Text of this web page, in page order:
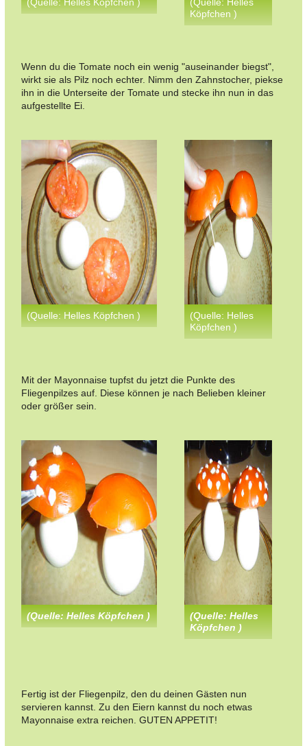
(Quelle: Helles Köpfchen )
(Quelle: Helles
Köpfchen )
Wenn du die Tomate noch ein wenig "auseinander biegst",
wirkt sie als Pilz noch echter. Nimm den Zahnstocher, piekse
ihn in die Unterseite der Tomate und stecke ihn nun in das
aufgestellte Ei.
(Quelle: Helles Köpfchen )
(Quelle: Helles
Köpfchen )
Mit der Mayonnaise tupfst du jetzt die Punkte des
Fliegenpilzes auf. Diese können je nach Belieben kleiner
oder größer sein.
(Quelle: Helles Köpfchen )
(Quelle: Helles
Köpfchen )
Fertig ist der Fliegenpilz, den du deinen Gästen nun
servieren kannst. Zu den Eiern kannst du noch etwas
Mayonnaise extra reichen. GUTEN APPETIT!